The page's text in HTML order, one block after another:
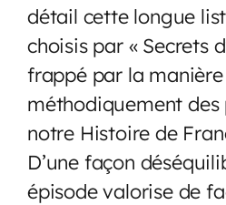
détail cette longue
choisis par « Secrets
frappé par la
méthodiquement des
notre Histoire de
D’une façon
épisode valorise de